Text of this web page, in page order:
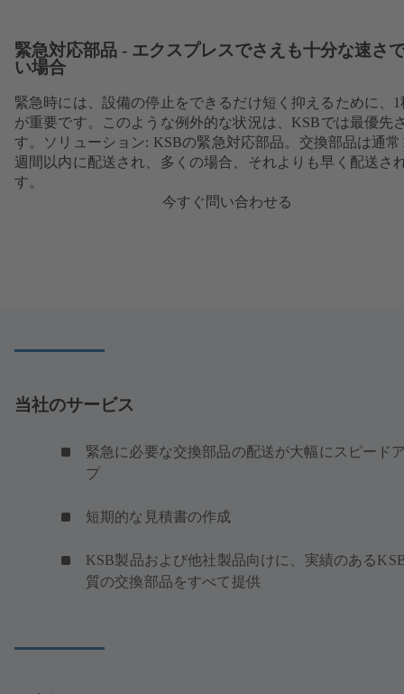
緊急対応部品 - エクスプレスでさえも十分な速さ
い場合
緊急時には、設備の停止をできるだけ短く抑えるために、1
が重要です。このような例外的な状況は、KSBでは最優先
す。ソリューション: KSBの緊急対応部品。交換部品は通常
週間以内に配送され、多くの場合、それよりも早く配送さ
す。
今すぐ問い合わせる
当社のサービス
緊急に必要な交換部品の配送が大幅にスピード
プ
短期的な見積書の作成
KSB製品および他社製品向けに、実績のある
質の交換部品をすべて提供